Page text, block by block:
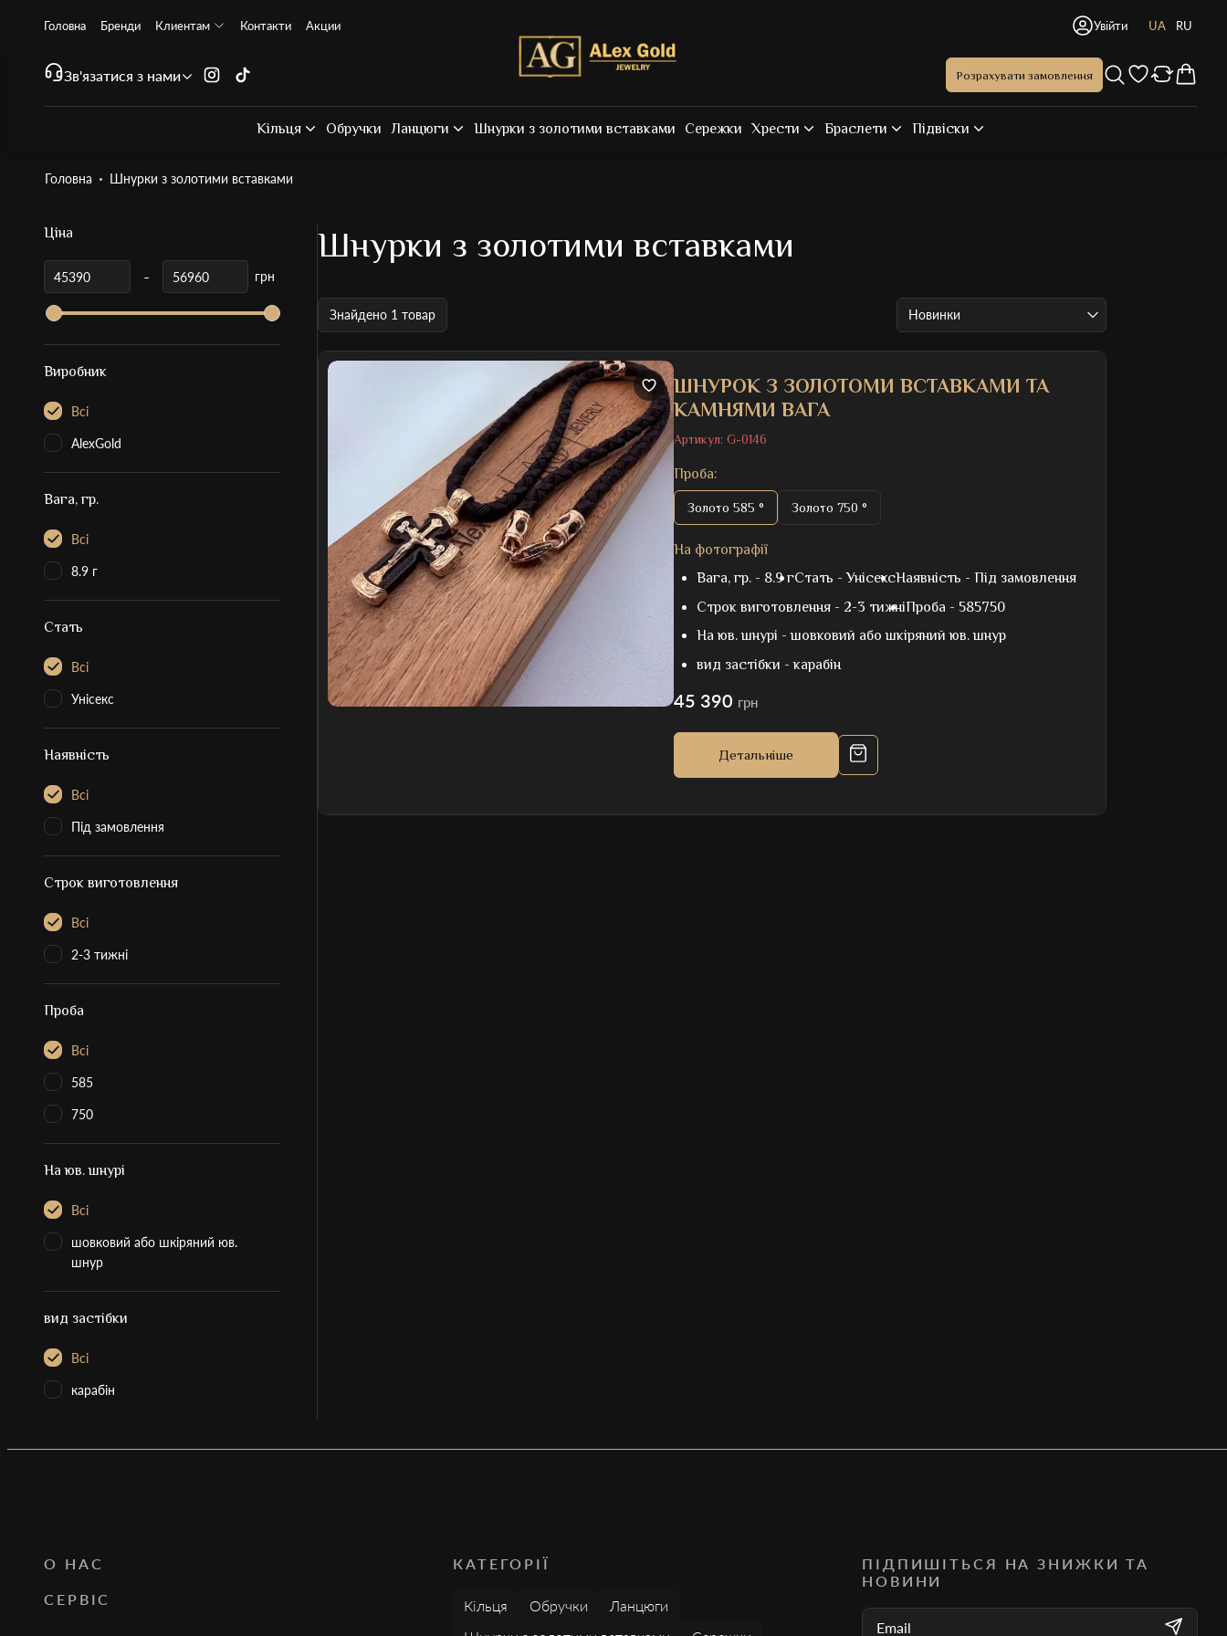
Головна Бренди Клиентам Контакти Акции Увійти UA RU
Зв'язатися з нами Розрахувати замовлення
Кільця Обручки Ланцюги Шнурки з золотими вставками Сережки Хрести Браслети Підвіски
Головна Шнурки з золотими вставками
Ціна
- грн
Виробник
Всі
АlexGold
Вага, гр.
Всі
8.9 г
Стать
Всі
Унісекс
Наявність
Всі
Під замовлення
Строк виготовлення
Всі
2-3 тижні
Проба
Всі
585
750
На юв. шнурі
Всі
шовковий або шкіряний юв.
шнур
вид застібки
Всі
карабін
Шнурки з золотими вставками
Знайдено 1 товар Новинки
ШНУРОК З ЗОЛОТОМИ ВСТАВКАМИ ТА
КАМНЯМИ ВАГА
Артикул: G-0146
Проба:
Золото 585 ° Золото 750 °
На фотографії
Вага, гр. - 8.9 гСтать -УнісексНаявність - Під замовлення
Строк виготовлення - 2-3 тижніПроба - 585750
На юв. шнурі -шовковий або шкіряний юв. шнур
вид застібки -карабін
45 390 грн
Детальніше
О НАС
СЕРВІС
КАТЕГОРІЇ
Кільця Обручки
Ланцюги
ПІДПИШІТЬСЯ НА ЗНИЖКИ ТА
НОВИНИ